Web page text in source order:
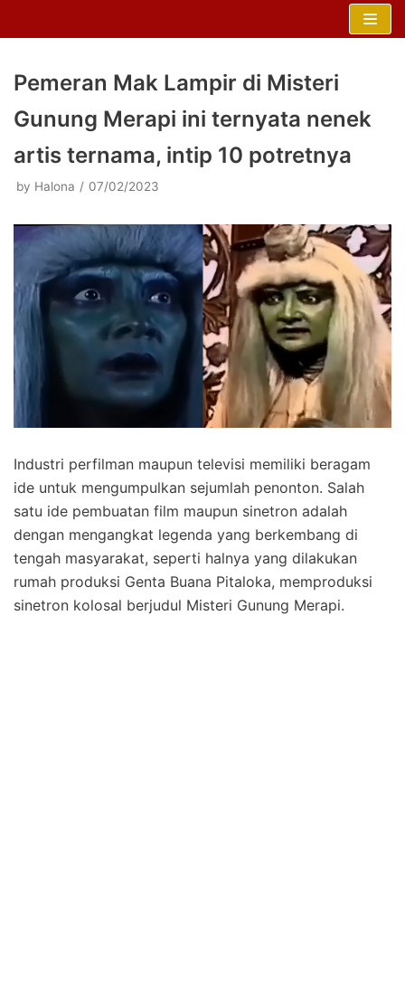
Pemeran Mak Lampir di Misteri
Gunung Merapi ini ternyata nenek
artis ternama, intip 10 potretnya
by Halona 07/02/2023
Industri perfilman maupun televisi memiliki beragam
ide untuk mengumpulkan sejumlah penonton. Salah
satu ide pembuatan film maupun sinetron adalah
dengan mengangkat legenda yang berkembang di
tengah masyarakat, seperti halnya yang dilakukan
rumah produksi Genta Buana Pitaloka, memproduksi
sinetron kolosal berjudul Misteri Gunung Merapi.